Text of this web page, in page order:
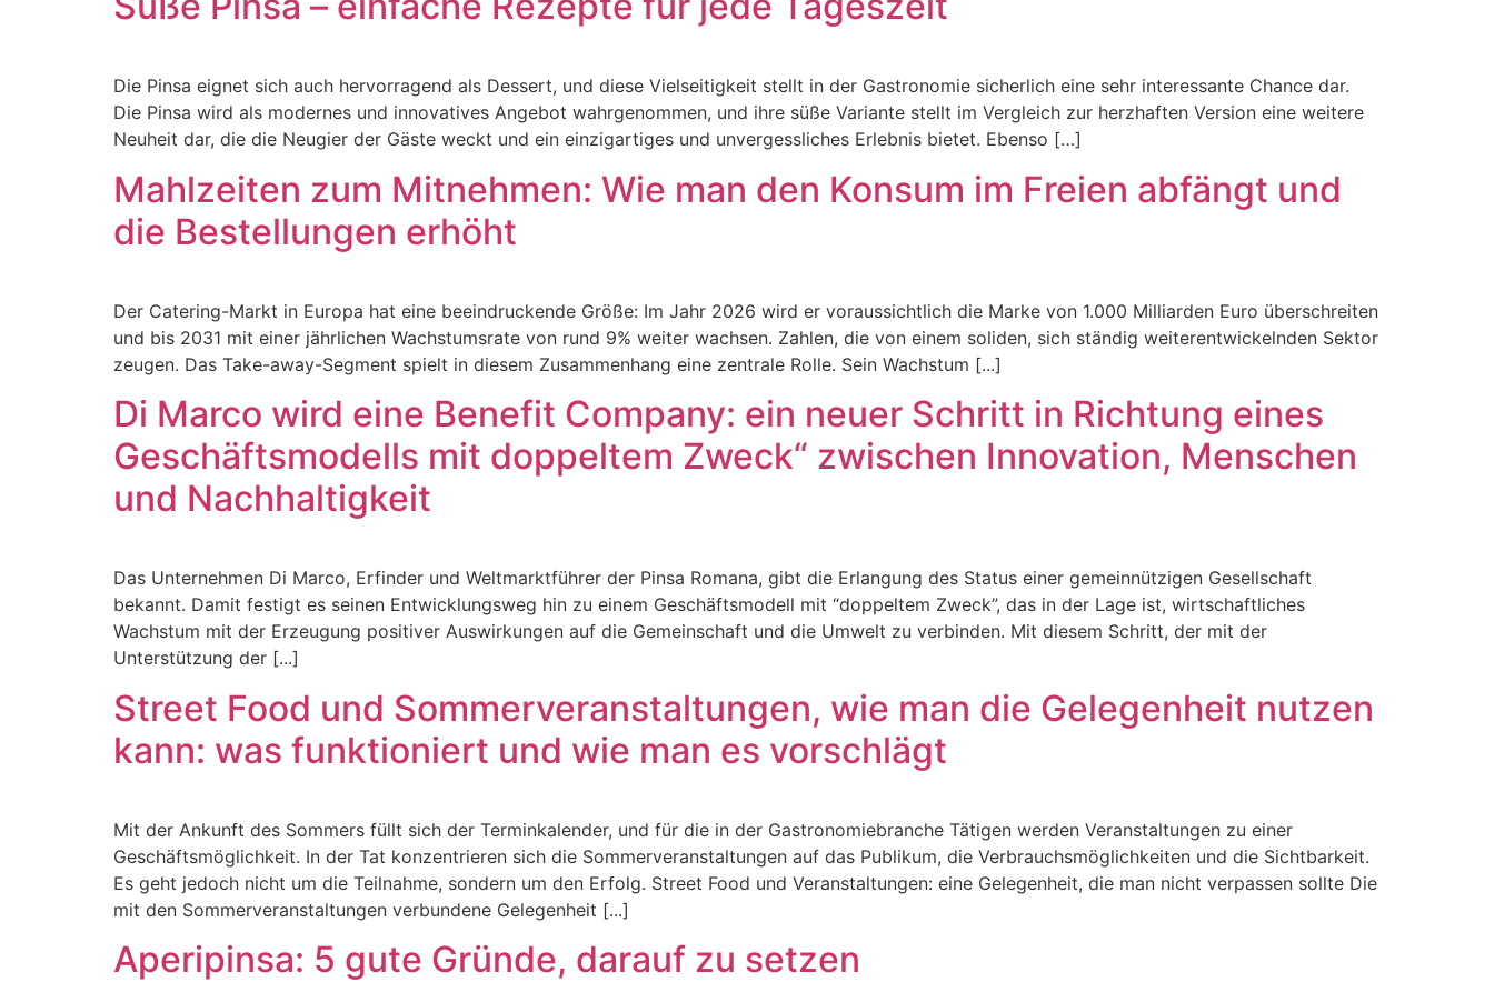
Die Pinsa eignet sich auch hervorragend als Dessert, und diese Vielseitigkeit stellt in der Gastronomie sicherlich eine sehr interessante Chance dar.
Die Pinsa wird als modernes und innovatives Angebot wahrgenommen, und ihre süße Variante stellt im Vergleich zur herzhaften Version eine weitere
Neuheit dar, die die Neugier der Gäste weckt und ein einzigartiges und unvergessliches Erlebnis bietet. Ebenso […]
Mahlzeiten zum Mitnehmen: Wie man den Konsum im Freien abfängt und
die Bestellungen erhöht
Der Catering-Markt in Europa hat eine beeindruckende Größe: Im Jahr 2026 wird er voraussichtlich die Marke von 1.000 Milliarden Euro überschreiten
und bis 2031 mit einer jährlichen Wachstumsrate von rund 9% weiter wachsen. Zahlen, die von einem soliden, sich ständig weiterentwickelnden Sektor
zeugen. Das Take-away-Segment spielt in diesem Zusammenhang eine zentrale Rolle. Sein Wachstum [...]
Di Marco wird eine Benefit Company: ein neuer Schritt in Richtung eines
Geschäftsmodells mit doppeltem Zweck“ zwischen Innovation, Menschen
und Nachhaltigkeit
Das Unternehmen Di Marco, Erfinder und Weltmarktführer der Pinsa Romana, gibt die Erlangung des Status einer gemeinnützigen Gesellschaft
bekannt. Damit festigt es seinen Entwicklungsweg hin zu einem Geschäftsmodell mit “doppeltem Zweck”, das in der Lage ist, wirtschaftliches
Wachstum mit der Erzeugung positiver Auswirkungen auf die Gemeinschaft und die Umwelt zu verbinden. Mit diesem Schritt, der mit der
Unterstützung der [...]
Street Food und Sommerveranstaltungen, wie man die Gelegenheit nutzen
kann: was funktioniert und wie man es vorschlägt
Mit der Ankunft des Sommers füllt sich der Terminkalender, und für die in der Gastronomiebranche Tätigen werden Veranstaltungen zu einer
Geschäftsmöglichkeit. In der Tat konzentrieren sich die Sommerveranstaltungen auf das Publikum, die Verbrauchsmöglichkeiten und die Sichtbarkeit.
Es geht jedoch nicht um die Teilnahme, sondern um den Erfolg. Street Food und Veranstaltungen: eine Gelegenheit, die man nicht verpassen sollte Die
mit den Sommerveranstaltungen verbundene Gelegenheit [...]
Aperipinsa: 5 gute Gründe, darauf zu setzen